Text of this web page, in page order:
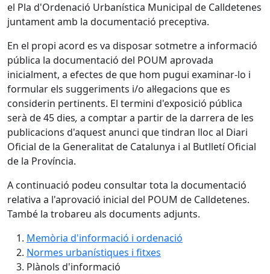
el Pla d'Ordenació Urbanística Municipal de Calldetenes
juntament amb la documentació preceptiva.
En el propi acord es va disposar sotmetre a informació
pública la documentació del POUM aprovada
inicialment, a efectes de que hom pugui examinar-lo i
formular els suggeriments i/o al·legacions que es
considerin pertinents. El termini d'exposició pública
serà de 45 dies, a comptar a partir de la darrera de les
publicacions d'aquest anunci que tindran lloc al Diari
Oficial de la Generalitat de Catalunya i al Butlletí Oficial
de la Província.
A continuació podeu consultar tota la documentació
relativa a l'aprovació inicial del POUM de Calldetenes.
També la trobareu als documents adjunts.
Memòria d'informació i ordenació
Normes urbanístiques i fitxes
Plànols d'informació